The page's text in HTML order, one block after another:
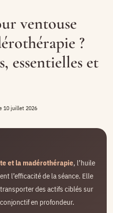
ventouse
?
essentielles et
10 juillet 2026
et la madérothérapie, l’huile
l’efficacité de la séance. Elle
des actifs ciblés sur
en profondeur.